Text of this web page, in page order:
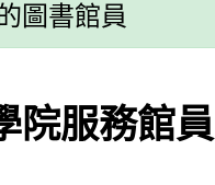
圖書館員
院服務館員